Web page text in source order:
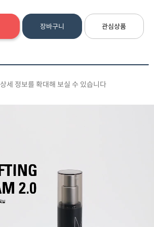
장바구니 관심상품
상세 정보를 확대해 보실 수 있습니다